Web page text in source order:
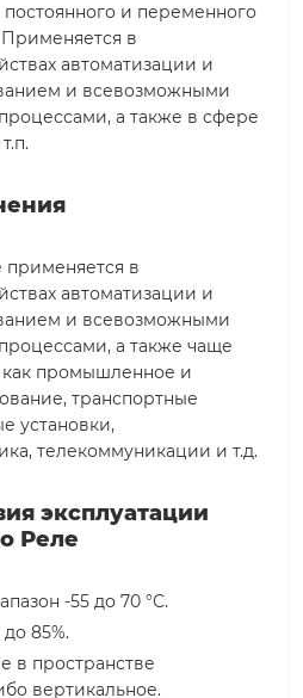
и переменного
Применяется в
автоматизации и
и всевозможными
а также в сфере
в
автоматизации и
и всевозможными
а также чаще
как промышленное и
транспортные
установки,
телекоммуникации и т.д.
эксплуатации
Реле
-55 до 70 °С.
85%.
в пространстве
вертикальное.